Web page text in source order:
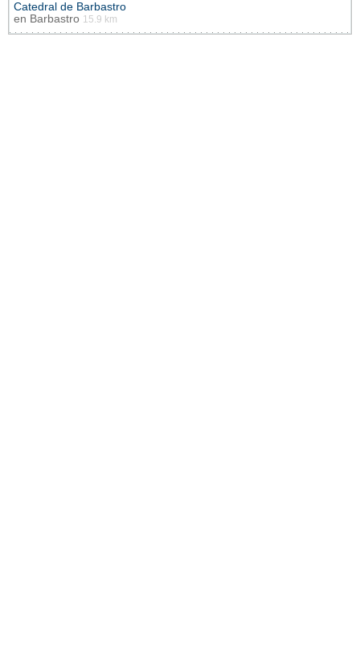
Catedral de Barbastro
en Barbastro 15.9 km